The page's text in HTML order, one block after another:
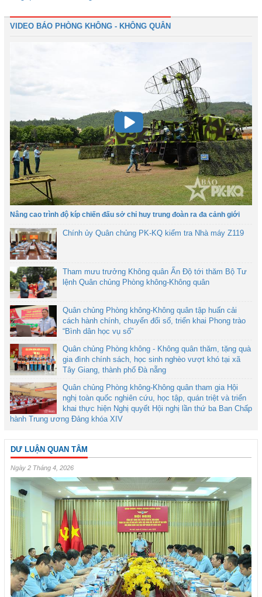
VIDEO BÁO PHÒNG KHÔNG - KHÔNG QUÂN
Nâng cao trình độ kíp chiến đấu sở chỉ huy trung đoàn ra đa cảnh giới
Chính ủy Quân chủng PK-KQ kiểm tra Nhà máy Z119
Tham mưu trưởng Không quân Ấn Độ tới thăm Bộ Tư
lệnh Quân chủng Phòng không-Không quân
Quân chủng Phòng không-Không quân tập huấn cải
cách hành chính, chuyển đổi số, triển khai Phong trào
“Bình dân học vụ số”
Quân chủng Phòng không - Không quân thăm, tặng quà
gia đình chính sách, học sinh nghèo vượt khó tại xã
Tây Giang, thành phố Đà nẵng
Quân chủng Phòng không-Không quân tham gia Hội
nghị toàn quốc nghiên cứu, học tập, quán triệt và triển
khai thực hiện Nghị quyết Hội nghị lần thứ ba Ban Chấp
hành Trung ương Đảng khóa XIV
DƯ LUẬN QUAN TÂM
Ngày 2 Tháng 4, 2026